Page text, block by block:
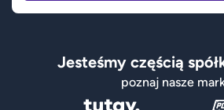
Jesteśmy częścią
poznaj nasze